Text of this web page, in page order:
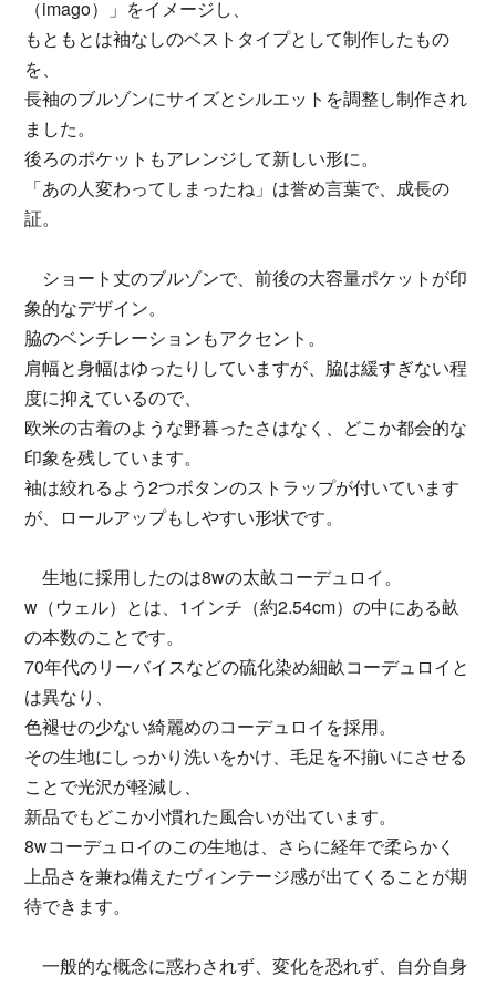
（imago）」をイメージし、
もともとは袖なしのベストタイプとして制作したもの
を、
長袖のブルゾンにサイズとシルエットを調整し制作され
ました。
後ろのポケットもアレンジして新しい形に。
「あの人変わってしまったね」は誉め言葉で、成長の
証。
ショート丈のブルゾンで、前後の大容量ポケットが印
象的なデザイン。
脇のベンチレーションもアクセント。
肩幅と身幅はゆったりしていますが、脇は緩すぎない程
度に抑えているので、
欧米の古着のような野暮ったさはなく、どこか都会的な
印象を残しています。
袖は絞れるよう2つボタンのストラップが付いています
が、ロールアップもしやすい形状です。
生地に採用したのは8wの太畝コーデュロイ。
w（ウェル）とは、1インチ（約2.54cm）の中にある畝
の本数のことです。
70年代のリーバイスなどの硫化染め細畝コーデュロイと
は異なり、
色褪せの少ない綺麗めのコーデュロイを採用。
その生地にしっかり洗いをかけ、毛足を不揃いにさせる
ことで光沢が軽減し、
新品でもどこか小慣れた風合いが出ています。
8wコーデュロイのこの生地は、さらに経年で柔らかく
上品さを兼ね備えたヴィンテージ感が出てくることが期
待できます。
一般的な概念に惑わされず、変化を恐れず、自分自身